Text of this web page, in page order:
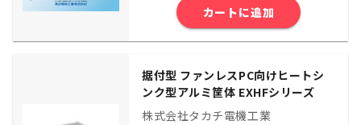
カートに追加
据付型 ファンレスPC向けヒートシ
ンク型アルミ筐体 EXHFシリーズ
株式会社タカチ電機工業